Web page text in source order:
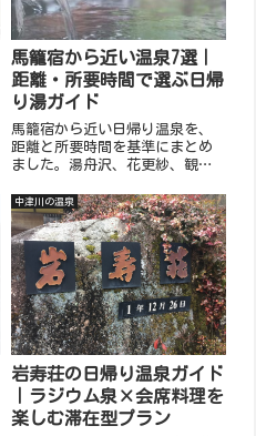
馬籠宿から近い温泉7選｜
距離・所要時間で選ぶ日帰
り湯ガイド
馬籠宿から近い日帰り温泉を、
距離と所要時間を基準にまとめ
ました。湯舟沢、花更紗、観音
すぐに入れる最適な温泉を比較
し、目的別に選び方も解説しま
す。
中津川の温泉
岩寿荘の日帰り温泉ガイド
｜ラジウム泉×会席料理を
楽しむ滞在型プラン